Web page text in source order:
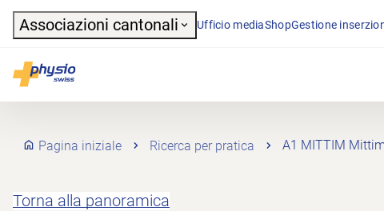
Header
Associazioni cantonali Ufficio mediaShopGestione
Physioswiss
Navigazione principale
Pagina iniziale Ricerca per pratica A1 MITTIM
Torna alla panoramica